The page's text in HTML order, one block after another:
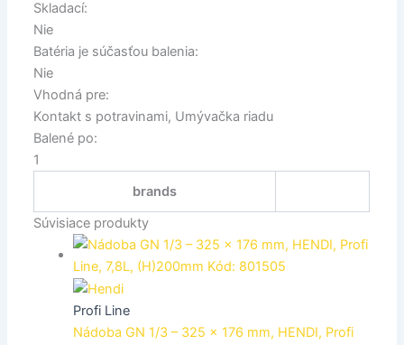
Skladací:
Nie
Batéria je súčasťou balenia:
Nie
Vhodná pre:
Kontakt s potravinami, Umývačka riadu
Balené po:
1
brands
Súvisiace produkty
Profi Line
Nádoba GN 1/3 – 325 x 176 mm, HENDI, Profi